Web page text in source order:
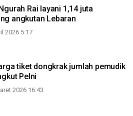
Rai layani 1,14 juta
angkutan Lebaran
2026 5:17
tiket dongkrak jumlah pemudik
Pelni
2026 16:43